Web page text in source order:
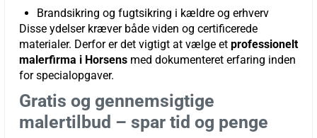
Brandsikring og fugtsikring i kældre og erhverv
Disse ydelser kræver både viden og certificerede
materialer. Derfor er det vigtigt at vælge et professionelt
malerfirma i Horsens med dokumenteret erfaring inden
for specialopgaver.
Gratis og gennemsigtige
malertilbud – spar tid og penge